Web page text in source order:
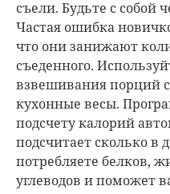
съели. Будьте с собой
Частая ошибка
что они занижают
съеденного.
взвешивания порций
кухонные весы.
подсчету калорий
подсчитает сколько в
потребляете белков,
углеводов и поможет